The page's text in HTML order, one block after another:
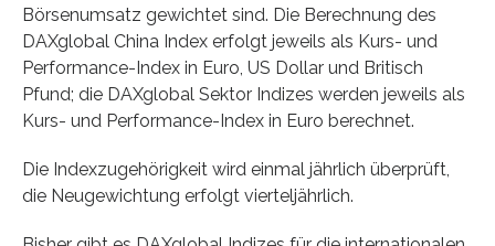
Börsenumsatz gewichtet sind. Die Berechnung des
DAXglobal China Index erfolgt jeweils als Kurs- und
Performance-Index in Euro, US Dollar und Britisch
Pfund; die DAXglobal Sektor Indizes werden jeweils als
Kurs- und Performance-Index in Euro berechnet.
Die Indexzugehörigkeit wird einmal jährlich überprüft,
die Neugewichtung erfolgt vierteljährlich.